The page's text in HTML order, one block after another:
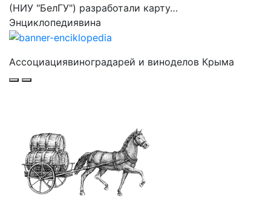
(НИУ "БелГУ") разработали карту…
Энциклопедиявина
Ассоциациявиноградарей и виноделов Крыма